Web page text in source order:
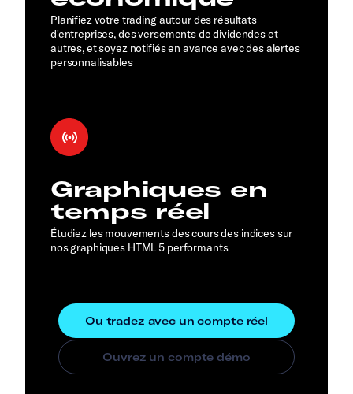
Planifiez votre trading autour des résultats
d'entreprises, des versements de dividendes et
autres, et soyez notifiés en avance avec des alertes
personnalisables
Graphiques en
temps réel
Étudiez les mouvements des cours des indices sur
nos graphiques HTML 5 performants